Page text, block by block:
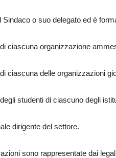
o suo delegato ed è
ciascuna organizzazione
ciascuna delle organizzazioni
studenti di ciascuno degli
dirigente del settore.
sono rappresentate dai